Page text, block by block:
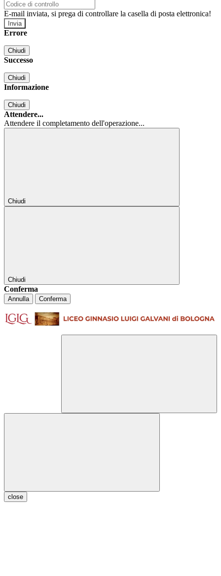
E-mail inviata, si prega di controllare la casella di posta elettronica!
Errore
Chiudi
Successo
Chiudi
Informazione
Chiudi
Attendere...
Attendere il completamento dell'operazione...
Chiudi
Chiudi
Conferma
Annulla Conferma
close